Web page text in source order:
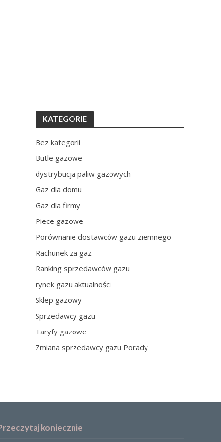
KATEGORIE
Bez kategorii
Butle gazowe
dystrybucja paliw gazowych
Gaz dla domu
Gaz dla firmy
Piece gazowe
Porównanie dostawców gazu ziemnego
Rachunek za gaz
Ranking sprzedawców gazu
rynek gazu aktualności
Sklep gazowy
Sprzedawcy gazu
Taryfy gazowe
Zmiana sprzedawcy gazu Porady
koniecznie